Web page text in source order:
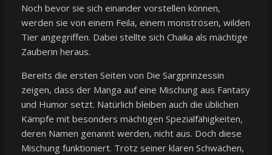
Noch bevor sie sich einander vorstellen können,
werden sie von einem Feila, einem monströsen, wilden
Tier angegriffen. Dabei stellte sich Chaika als mächtige
Zauberin heraus.
Bereits die ersten Seiten von Die Sargprinzessin
zeigen, dass der Manga auf eine Mischung aus Fantasy
und Humor setzt. Natürlich bleiben auch die üblichen
Kämpfe mit besonders mächtigen Spezialfähigkeiten,
deren Namen genannt werden, nicht aus. Doch diese
Mischung funktioniert. Trotz seiner klaren Schwächen,